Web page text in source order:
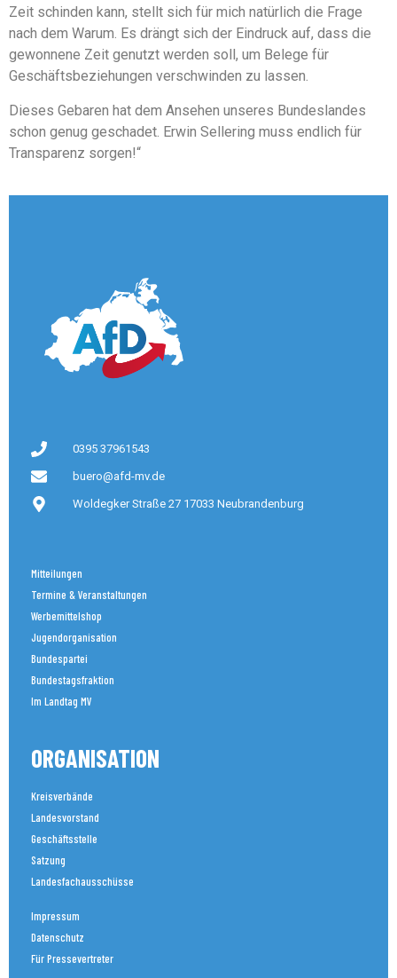
Zeit schinden kann, stellt sich für mich natürlich die Frage
nach dem Warum. Es drängt sich der Eindruck auf, dass die
gewonnene Zeit genutzt werden soll, um Belege für
Geschäftsbeziehungen verschwinden zu lassen.
Dieses Gebaren hat dem Ansehen unseres Bundeslandes
schon genug geschadet. Erwin Sellering muss endlich für
Transparenz sorgen!“
0395 37961543
buero@afd-mv.de
Woldegker Straße 27 17033 Neubrandenburg
Mitteilungen
Termine & Veranstaltungen
Werbemittelshop
Jugendorganisation
Bundespartei
Bundestagsfraktion
Im Landtag MV
ORGANISATION
Kreisverbände
Landesvorstand
Geschäftsstelle
Satzung
Landesfachausschüsse
Impressum
Datenschutz
Für Pressevertreter